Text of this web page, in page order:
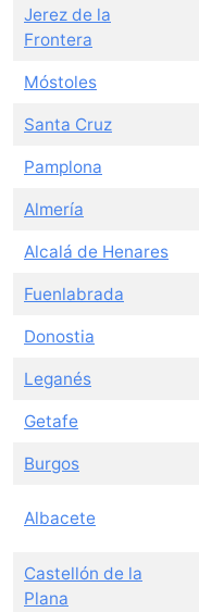
Jerez de la
Frontera
Móstoles
Santa Cruz
Pamplona
Almería
Alcalá de Henares
Fuenlabrada
Donostia
Leganés
Getafe
Burgos
Albacete
Castellón de la
Plana